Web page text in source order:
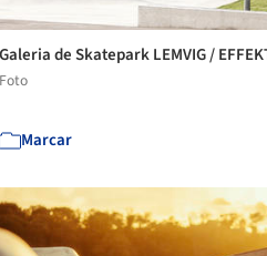
Galeria de Skatepark LEMVIG /
Foto
Marcar